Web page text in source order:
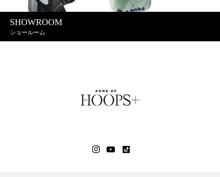
SHOWROOM
ショールーム